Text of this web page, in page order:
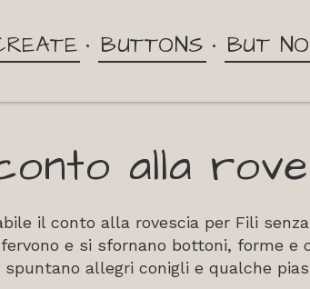
BUTTONS BUT
alla
il conto alla rovescia per Fili
e si sfornano bottoni, forme e
spuntano allegri conigli e qualche